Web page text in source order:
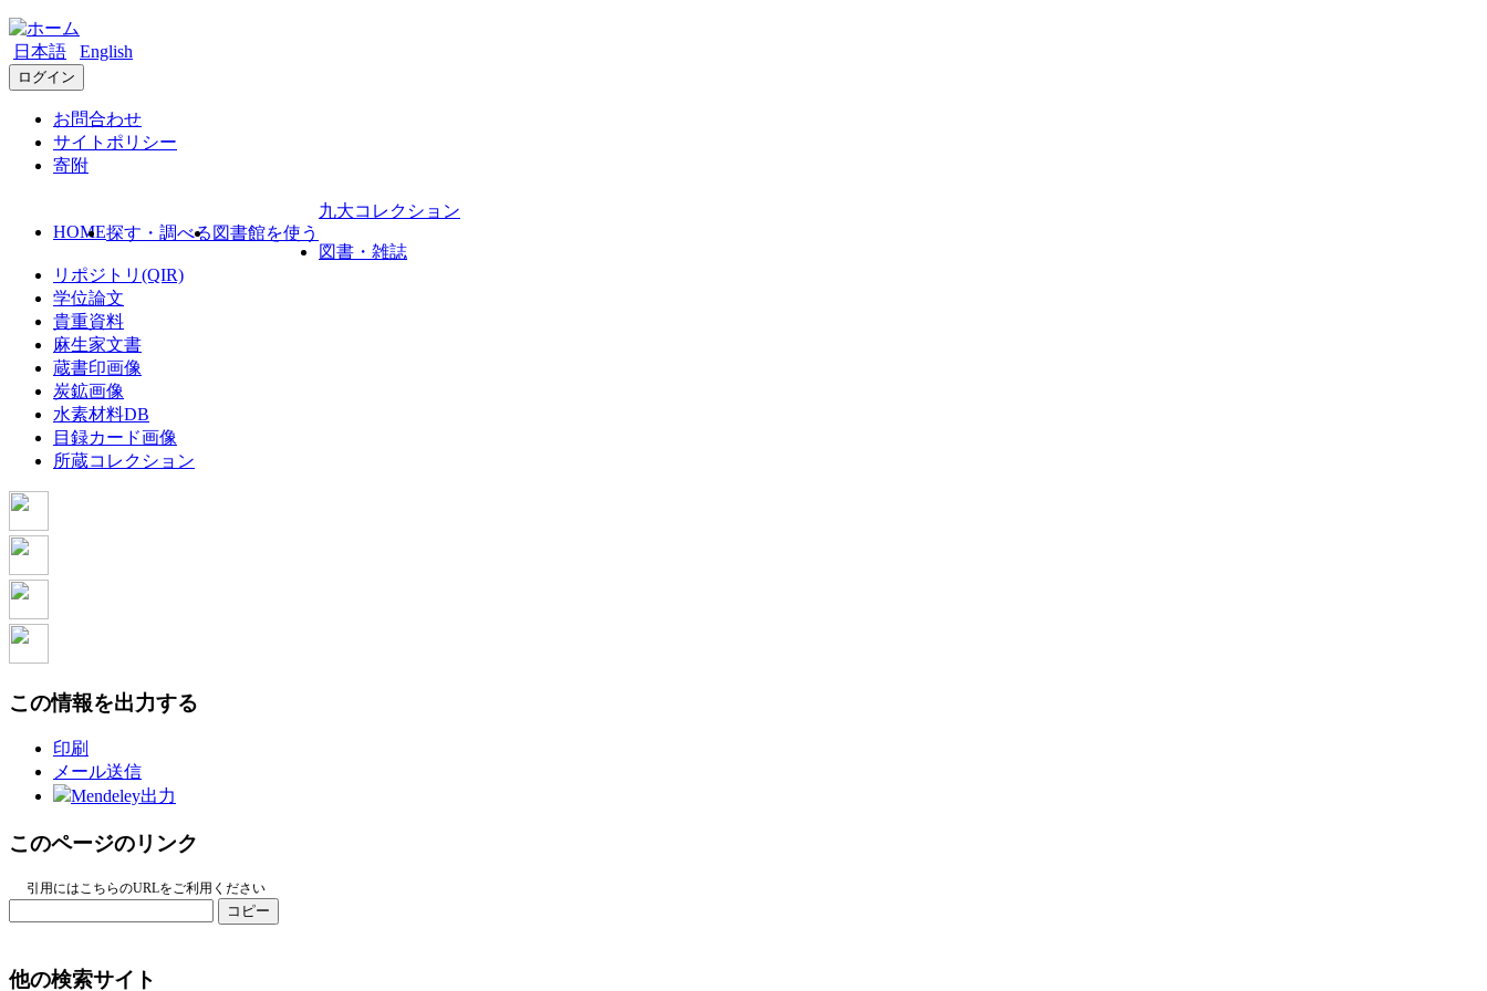
日本語 English
ログイン
お問合わせ
サイトポリシー
寄附
HOME探す・調べる 図書館を使う
九大コレクション
図書・雑誌
リポジトリ(QIR)
学位論文
貴重資料
麻生家文書
蔵書印画像
炭鉱画像
水素材料DB
目録カード画像
所蔵コレクション
この情報を出力する
印刷
メール送信
Mendeley出力
このページのリンク
引用にはこちらのURLをご利用ください
コピー
他の検索サイト